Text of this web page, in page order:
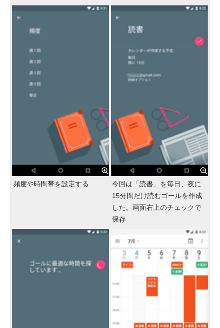
頻度や時間帯を設定する
今回は「読書」を毎日、夜に
15分間だけ読むゴールを作成
した。画面右上のチェックで
保存